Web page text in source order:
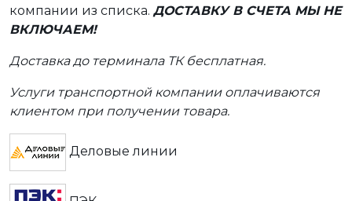
компании из списка. ДОСТАВКУ В СЧЕТА МЫ НЕ
ВКЛЮЧАЕМ!
Доставка до терминала ТК бесплатная.
Услуги транспортной компании оплачиваются
клиентом при получении товара.
Деловые линии